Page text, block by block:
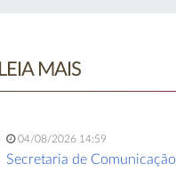
LEIA MAIS
04/08/2026 14:59
Secretaria de Comunicação